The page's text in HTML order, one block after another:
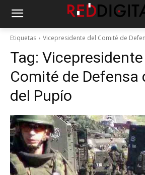
Etiquetas Vicepresidente del Comité de
Tag:
Comité de Defensa
del Pupío